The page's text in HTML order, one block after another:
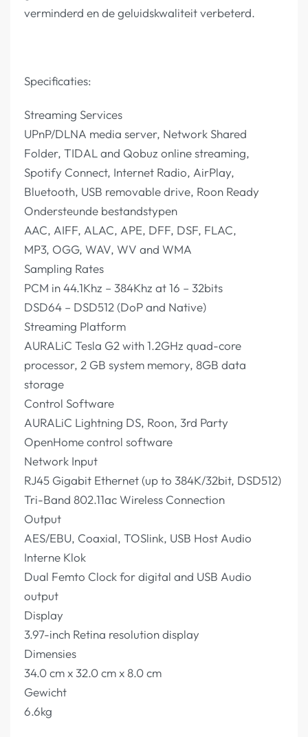
verminderd en de geluidskwaliteit verbeterd.
Specificaties:
Streaming Services
UPnP/DLNA media server, Network Shared
Folder, TIDAL and Qobuz online streaming,
Spotify Connect, Internet Radio, AirPlay,
Bluetooth, USB removable drive, Roon Ready
Ondersteunde bestandstypen
AAC, AIFF, ALAC, APE, DFF, DSF, FLAC,
MP3, OGG, WAV, WV and WMA
Sampling Rates
PCM in 44.1Khz – 384Khz at 16 – 32bits
DSD64 – DSD512 (DoP and Native)
Streaming Platform
AURALiC Tesla G2 with 1.2GHz quad-core
processor, 2 GB system memory, 8GB data
storage
Control Software
AURALiC Lightning DS, Roon, 3rd Party
OpenHome control software
Network Input
RJ45 Gigabit Ethernet (up to 384K/32bit, DSD512)
Tri-Band 802.11ac Wireless Connection
Output
AES/EBU, Coaxial, TOSlink, USB Host Audio
Interne Klok
Dual Femto Clock for digital and USB Audio
output
Display
3.97-inch Retina resolution display
Dimensies
34.0 cm x 32.0 cm x 8.0 cm
Gewicht
6.6kg